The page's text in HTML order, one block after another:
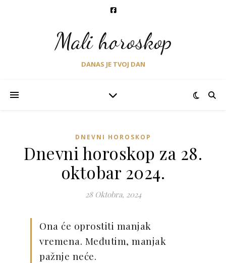
Mali horoskop
DANAS JE TVOJ DAN
DNEVNI HOROSKOP
Dnevni horoskop za 28.
oktobar 2024.
28 Oktobra, 2024
Ona će oprostiti manjak
vremena. Međutim, manjak
pažnje neće.